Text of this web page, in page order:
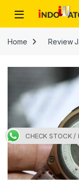
Open
Home Review
CHECK STOCK /